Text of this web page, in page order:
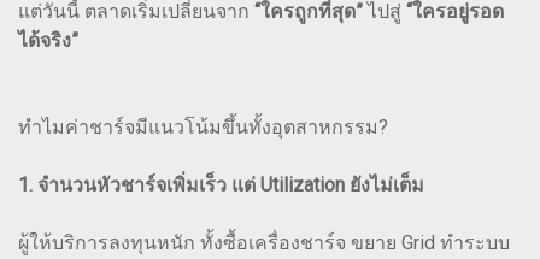
แต่วันนี้ ตลาดเริ่มเปลี่ยนจาก “ใครถูกที่สุด”ไปสู่ “ใครอยู่รอด
ได้จริง”
ทำไมค่าชาร์จมีแนวโน้มขึ้นทั้งอุตสาหกรรม?
1. จำนวนหัวชาร์จเพิ่มเร็ว แต่ Utilization ยังไม่เต็ม
ผู้ให้บริการลงทุนหนัก ทั้งซื้อเครื่องชาร์จ ขยาย Grid ทำระบบ